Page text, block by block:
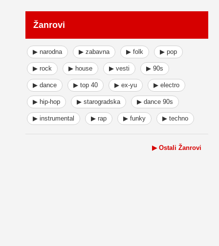
Žanrovi
▶ narodna ▶ zabavna ▶ folk ▶ pop
▶ rock ▶ house ▶ vesti ▶ 90s
▶ dance ▶ top 40 ▶ ex-yu ▶ electro
▶ hip-hop ▶ starogradska ▶ dance 90s
▶ instrumental ▶ rap ▶ funky ▶ techno
▶ Ostali Žanrovi